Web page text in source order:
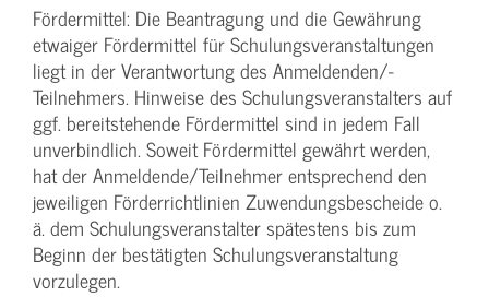
Fördermittel: Die Beantragung und die Gewährung
etwaiger Fördermittel für Schulungs­veranstaltungen
liegt in der Verantwortung des Anmeldenden/­
Teilnehmers. Hinweise des Schulungs­veranstalters auf
ggf. bereitstehende Fördermittel sind in jedem Fall
unverbindlich. Soweit Fördermittel gewährt werden,
hat der Anmeldende/­Teilnehmer entsprechend den
jeweiligen Förderrichtlinien Zuwendungs­bescheide o.
ä. dem Schulungs­veranstalter spätestens bis zum
Beginn der bestätigten Schulungs­veranstaltung
vorzulegen.